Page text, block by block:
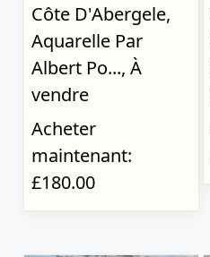
Côte D'Abergele,
Aquarelle Par
Albert Po..., À
vendre
Acheter
maintenant:
£180.00